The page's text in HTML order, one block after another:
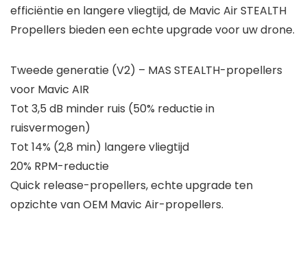
efficiëntie en langere vliegtijd, de Mavic Air STEALTH
Propellers bieden een echte upgrade voor uw drone.
Tweede generatie (V2) – MAS STEALTH-propellers
voor Mavic AIR
Tot 3,5 dB minder ruis (50% reductie in
ruisvermogen)
Tot 14% (2,8 min) langere vliegtijd
20% RPM-reductie
Quick release-propellers, echte upgrade ten
opzichte van OEM Mavic Air-propellers.